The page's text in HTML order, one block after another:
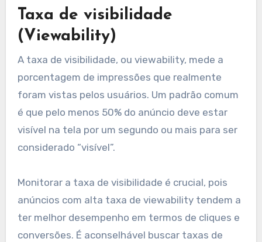
das impressões. Impressões em sites de alta
relevância e tráfego são mais valiosas do que
em sites de baixo tráfego. Focar em impressões
em locais estratégicos pode aumentar a eficácia
do anúncio.
Taxa de visibilidade
(Viewability)
porcentagem de impressões que realmente
foram vistas pelos usuários. Um padrão comum
é que pelo menos 50% do anúncio deve estar
visível na tela por um segundo ou mais para ser